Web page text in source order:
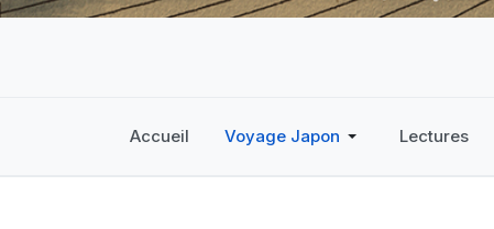
Accueil Voyage Japon Lectures